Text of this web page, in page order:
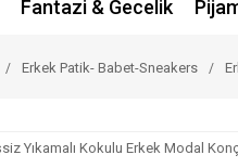
Fantazi & Gecelik
Erkek Patik- Babet-Sneakers